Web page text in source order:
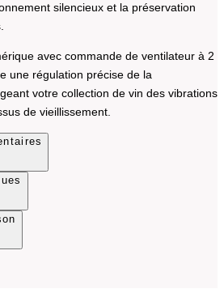
silencieux et la préservation
avec commande de ventilateur à 2
une régulation précise de la
votre collection de vin des vibrations
de vieillissement.